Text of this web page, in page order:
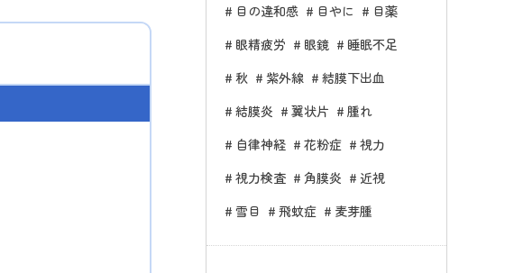
目の違和感
目やに
目薬
眼精疲労
眼鏡
睡眠不足
秋
紫外線
結膜下出血
結膜炎
翼状片
腫れ
自律神経
花粉症
視力
視力検査
角膜炎
近視
雪目
飛蚊症 麦芽腫